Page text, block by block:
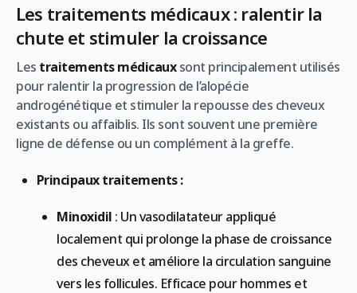
Les traitements médicaux : ralentir la
chute et stimuler la croissance
Les traitements médicauxsont principalement utilisés
pour ralentir la progression de l’alopécie
androgénétique et stimuler la repousse des cheveux
existants ou affaiblis. Ils sont souvent une première
ligne de défense ou un complément à la greffe.
Principaux traitements :
Minoxidil : Un vasodilatateur appliqué
localement qui prolonge la phase de croissance
des cheveux et améliore la circulation sanguine
vers les follicules. Efficace pour hommes et